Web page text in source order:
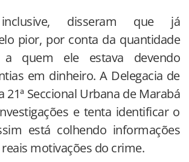
inclusive, disseram que já
pior, por conta da quantidade
a quem ele estava devendo
em dinheiro. A Delegacia de
21ª Seccional Urbana de Marabá
e tenta identificar o
está colhendo informações
motivações do crime.